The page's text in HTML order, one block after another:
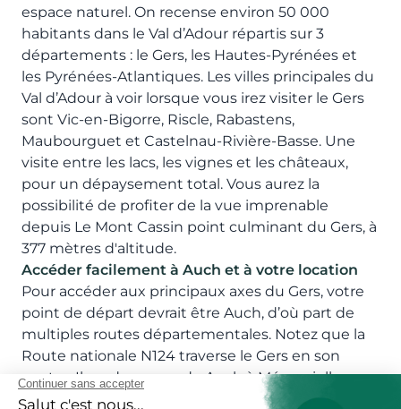
espace naturel. On recense environ 50 000
habitants dans le Val d’Adour répartis sur 3
départements : le Gers, les Hautes-Pyrénées et
les Pyrénées-Atlantiques. Les villes principales du
Val d’Adour à voir lorsque vous irez visiter le Gers
sont Vic-en-Bigorre, Riscle, Rabastens,
Maubourguet et Castelnau-Rivière-Basse. Une
visite entre les lacs, les vignes et les châteaux,
pour un dépaysement total. Vous aurez la
possibilité de profiter de la vue imprenable
depuis Le Mont Cassin point culminant du Gers, à
377 mètres d'altitude.
Accéder facilement à Auch et à votre location
Pour accéder aux principaux axes du Gers, votre
point de départ devrait être Auch, d’où part de
multiples routes départementales. Notez que la
Route nationale N124 traverse le Gers en son
centre. Il y a des gares de Auch à Mérenvielle.
C'est la gare de Auch qui assurent des